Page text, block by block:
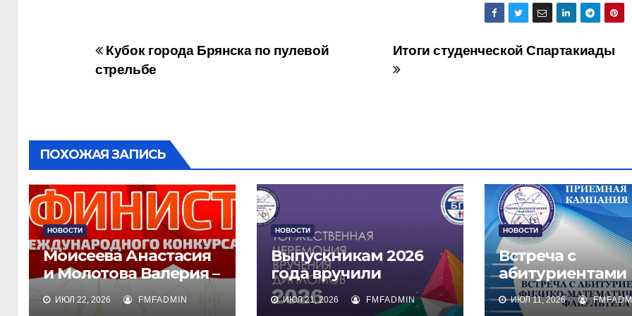
Навигация
по
Итоги студенческой Спартакиады
Кубок города Брянска по пулевой
стрельбе
ПОХОЖАЯ ЗАПИСЬ
НОВОСТИ
Моисеева Анастасия
и Молотова Валерия –
лауреаты
международного
ИЮЛ 22, 2026 FMFADMIN
НОВОСТИ
Выпускникам 2026
года вручили
дипломы о высшем
образовании
ИЮЛ 21, 2026 FMFADMIN
НОВОСТИ
Встреча с
абитуриентами
физико-
ИЮЛ 11, 2026